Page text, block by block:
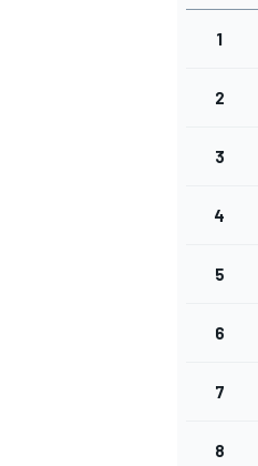
1
2
3
4
5
6
7
8